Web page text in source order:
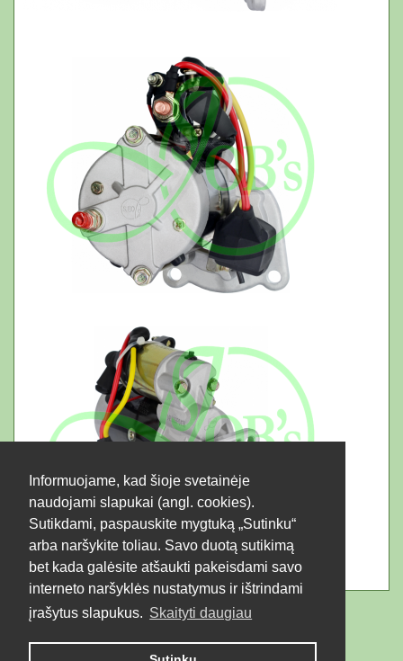
Informuojame, kad šioje svetainėje
naudojami slapukai (angl. cookies).
Sutikdami, paspauskite mygtuką „Sutinku“
arba naršykite toliau. Savo duotą sutikimą
bet kada galėsite atšaukti pakeisdami savo
interneto naršyklės nustatymus ir ištrindami
įrašytus slapukus. Skaityti daugiau